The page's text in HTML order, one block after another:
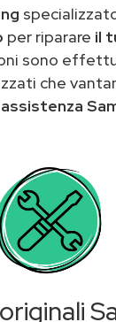
per riparare il
sono
che
assistenza